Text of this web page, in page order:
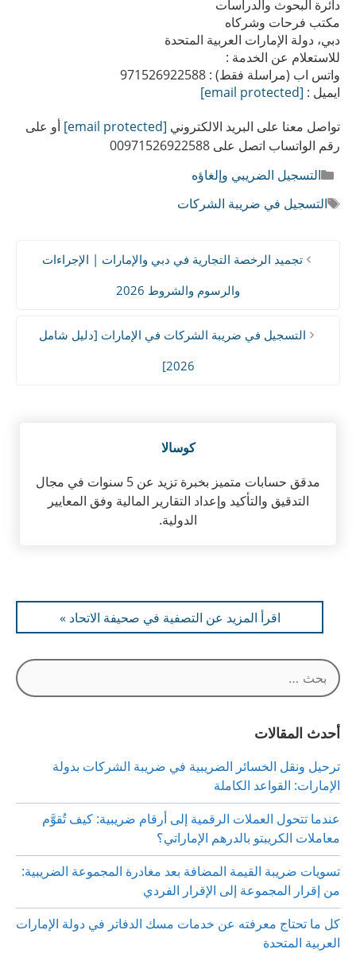
دائرة البحوث والدراسات
مكتب فرحات وشركاه
دبي، دولة الإمارات العربية المتحدة
للاستعلام عن الخدمة :
واتس اب (مراسلة فقط) : 971526922588
ايميل : [email protected]
تواصل معنا على البريد الالكتروني [email protected]
أو على
رقم الواتساب اتصل على 00971526922588
التصنيفات
التسجيل الضريبي وإلغاؤه
الوسوم
التسجيل في ضريبة الشركات
تجميد الرخصة التجارية في دبي والإمارات | الإجراءات
والرسوم والشروط 2026
التسجيل في ضريبة الشركات في الإمارات [دليل شامل
2026]
كوسالا
مدقق حسابات متميز بخبرة تزيد عن 5 سنوات في مجال
التدقيق والتأكيد وإعداد التقارير المالية وفق المعايير
الدولية.
اقرأ المزيد عن التصفية في صحيفة الاتحاد »
البحث
عن:
أحدث المقالات
ترحيل ونقل الخسائر الضريبية في ضريبة الشركات بدولة
الإمارات: القواعد الكاملة
عندما تتحول العملات الرقمية إلى أرقام ضريبية: كيف تُقوَّم
معاملات الكريبتو بالدرهم الإماراتي؟
تسويات ضريبة القيمة المضافة بعد مغادرة المجموعة الضريبية:
من إقرار المجموعة إلى الإقرار الفردي
كل ما تحتاج معرفته عن خدمات مسك الدفاتر في دولة الإمارات
العربية المتحدة